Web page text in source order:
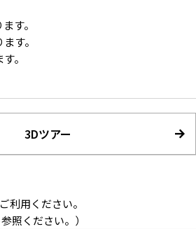
象の変わるカラーカーペットと白壁
す。
す。
。
3Dツアー
利用ください。
照ください。）